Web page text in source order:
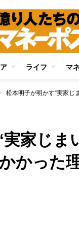
ライフ マ
実家じ
かった